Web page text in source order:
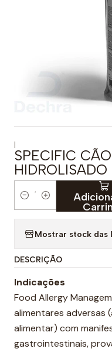
|
SPECIFIC
HIDROLISADO
t
i
d
a
d
e
Mostrar stock das
DESCRIÇÃO
Indicações
Food Allergy
alimentares adversas
alimentar) com
gastrointestinais,